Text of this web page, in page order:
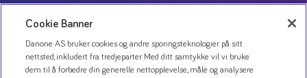
Personvernerklæring
Bruk av informasjonskapsler
Cookie Banner
Danone AS bruker cookies og andre sporingsteknologier på sitt
nettsted, inkludert fra tredjeparter. Med ditt samtykke vil vi bruke
dem til å forbedre din generelle nettopplevelse, måle og analysere